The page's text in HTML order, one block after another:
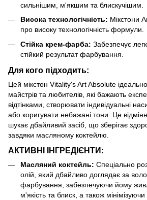
сильнішим, м'якшим та блискучішим.
Висока технологічність: Мікстони
про високу технологічність формули.
Стійка крем-фарба: Забезпечує
стійкий результат фарбування.
Для кого підходить:
Цей мікстон Vitality's Art Absolute
майстрів та любителів, які бажають
відтінками, створювати індивідуальні
або коригувати небажані тони. Це
шукає дбайливий засіб, що зберігає
завдяки масляному коктейлю.
АКТИВНІ ІНГРЕДІЄНТИ:
Масляний коктейль: Спеціально
олій, який дбайливо доглядає за
фарбування, забезпечуючи йому
м'якість та блиск, а також